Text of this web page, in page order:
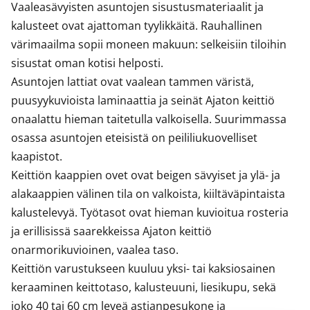
Vaaleasävyisten asuntojen sisustusmateriaalit ja
kalusteet ovat ajattoman tyylikkäitä. Rauhallinen
värimaailma sopii moneen makuun: selkeisiin tiloihin
sisustat oman kotisi helposti.
Asuntojen lattiat ovat vaalean tammen väristä,
puusyykuvioista laminaattia ja seinät Ajaton keittiö
onaalattu hieman taitetulla valkoisella. Suurimmassa
osassa asuntojen eteisistä on peililiukuovelliset
kaapistot.
Keittiön kaappien ovet ovat beigen sävyiset ja ylä- ja
alakaappien välinen tila on valkoista, kiiltäväpintaista
kalustelevyä. Työtasot ovat hieman kuvioitua rosteria
ja erillisissä saarekkeissa Ajaton keittiö
onarmorikuvioinen, vaalea taso.
Keittiön varustukseen kuuluu yksi- tai kaksiosainen
keraaminen keittotaso, kalusteuuni, liesikupu, sekä
joko 40 tai 60 cm leveä astianpesukone ja